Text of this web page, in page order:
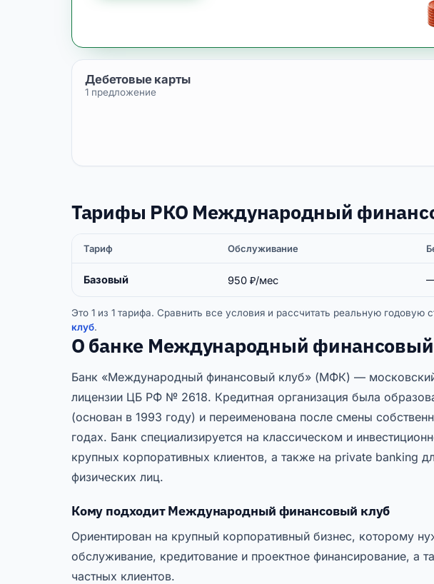
Дебетовые карты
1 предложение
Тарифы РКО Международный
Тариф Обслуживание
Базовый 950 ₽/мес
Это 1 из 1 тарифа. Сравнить все условия и рассчитать реальную
клуб.
О банке Международный
Банк «Международный финансовый клуб» (МФК) —
лицензии ЦБ РФ № 2618. Кредитная организация была
(основан в 1993 году) и переименована после смены
годах. Банк специализируется на классическом и
крупных корпоративных клиентов, а также на private banking
физических лиц.
Кому подходит Международный финансовый клуб
Ориентирован на крупный корпоративный бизнес, которому
обслуживание, кредитование и проектное финансирование, а
частных клиентов.